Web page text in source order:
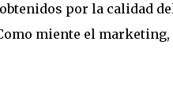
por la calidad
miente el marketing,